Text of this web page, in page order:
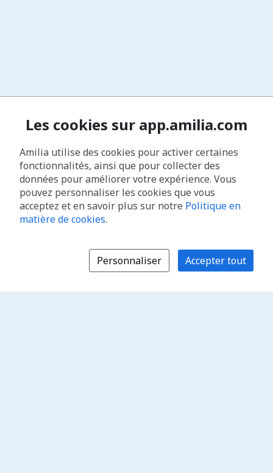
Les cookies sur app.amilia.com
Amilia utilise des cookies pour activer certaines
fonctionnalités, ainsi que pour collecter des
données pour améliorer votre expérience. Vous
pouvez personnaliser les cookies que vous
acceptez et en savoir plus sur notre Politique en
matière de cookies.
Personnaliser Accepter tout